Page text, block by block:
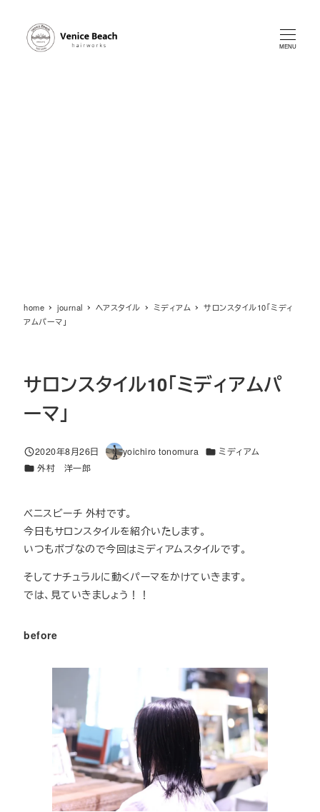
MENU
home journal ヘアスタイル ミディアム
サロンスタイル10「ミディ
アムパーマ」
サロンスタイル10「ミディアムパ
ーマ」
投稿日
2020年8月26日
著
yoichiro tonomura カテゴリー
ミディアム
カテゴリー
外村 洋一郎
ベニスビーチ 外村です。
今日もサロンスタイルを紹介いたします。
いつもボブなので今回はミディアムスタイルです。
そしてナチュラルに動くパーマをかけていきます。
では、見ていきましょう！！
before